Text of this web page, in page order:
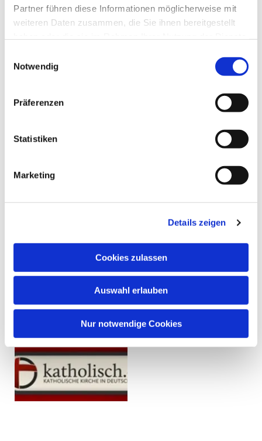
Partner führen diese Informationen möglicherweise mit
weiteren Daten zusammen, die Sie ihnen bereitgestellt
Notwendig
Präferenzen
Statistiken
Marketing
Details zeigen
Cookies zulassen
Auswahl erlauben
Nur notwendige Cookies